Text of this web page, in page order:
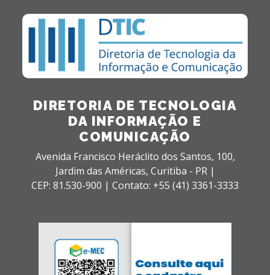
DIRETORIA DE TECNOLOGIA
DA INFORMAÇÃO E
COMUNICAÇÃO
Avenida Francisco Heráclito dos Santos, 100,
Jardim das Américas, Curitiba - PR |
CEP: 81.530-900 | Contato: +55 (41) 3361-3333